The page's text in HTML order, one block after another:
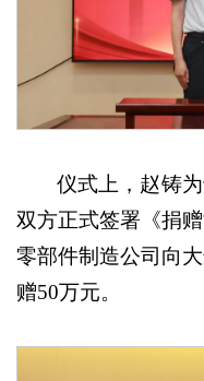
仪式上，赵铸
双方正式签署《捐
零部件制造公司向
赠50万元。